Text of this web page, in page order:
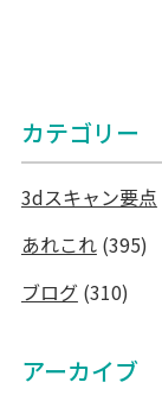
カテゴリー
3dスキャン要点
あれこれ(395)
ブログ(310)
アーカイブ